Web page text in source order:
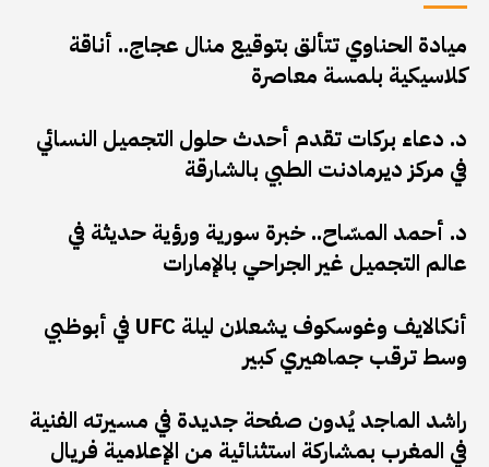
ميادة الحناوي تتألق بتوقيع منال عجاج.. أناقة
كلاسيكية بلمسة معاصرة
د. دعاء بركات تقدم أحدث حلول التجميل النسائي
في مركز ديرمادنت الطبي بالشارقة
د. أحمد المسّاح.. خبرة سورية ورؤية حديثة في
عالم التجميل غير الجراحي بالإمارات
أنكالايف وغوسكوف يشعلان ليلة UFC في أبوظبي
وسط ترقب جماهيري كبير
راشد الماجد يُدون صفحة جديدة في مسيرته الفنية
في المغرب بمشاركة استثنائية من الإعلامية فريال